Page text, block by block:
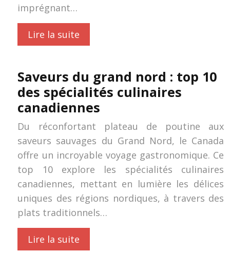
imprégnant…
Lire la suite
Saveurs du grand nord : top 10
des spécialités culinaires
canadiennes
Du réconfortant plateau de poutine aux
saveurs sauvages du Grand Nord, le Canada
offre un incroyable voyage gastronomique. Ce
top 10 explore les spécialités culinaires
canadiennes, mettant en lumière les délices
uniques des régions nordiques, à travers des
plats traditionnels…
Lire la suite